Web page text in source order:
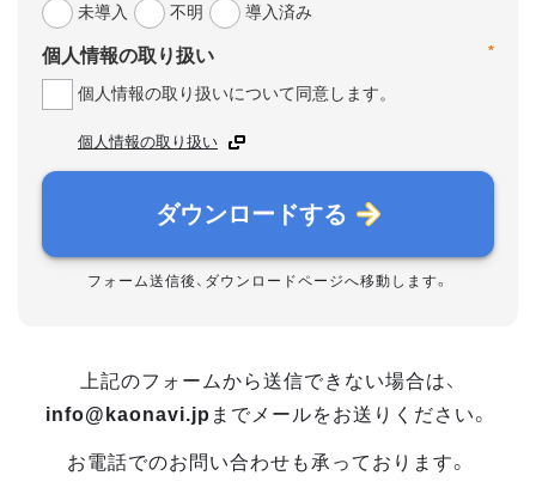
未導入
不明 導入済み
*
個人情報の取り扱い
個人情報の取り扱いについて同意します。
個人情報の取り扱い
ダウンロードする
フォーム送信後、ダウンロードページへ移動します。
上記のフォームから送信できない場合は、
info@kaonavi.jp までメールをお送りください。
お電話でのお問い合わせも承っております。